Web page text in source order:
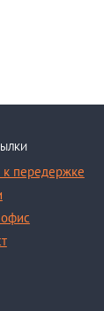
к передержке